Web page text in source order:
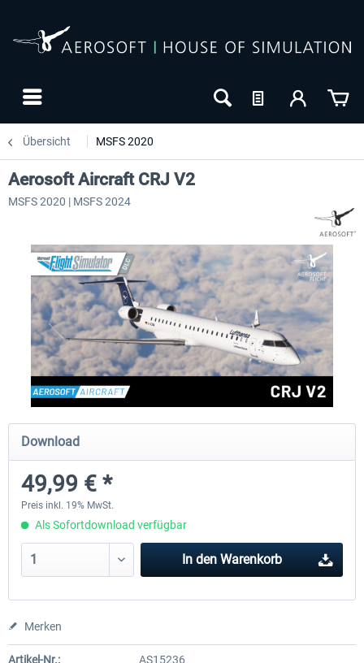
Übersicht MSFS 2020
Aerosoft Toolbar Pushback Pro
9,95 € *
FlightSim Studio - E-Jets
Aerosoft Aircraft CRJ V2
MSFS 2020 | MSFS 2024
Download
49,99 € *
Preis inkl. 19% MwSt.
Als Sofortdownload verfügbar
In den Warenkorb
Merken
Artikel-Nr.:
AS15236